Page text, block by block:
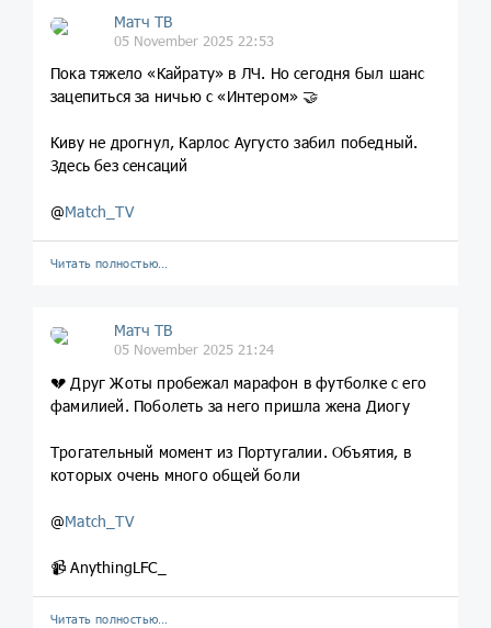
Матч ТВ
05 November 2025 22:53
Пока тяжело «Кайрату» в ЛЧ. Но сегодня был шанс
зацепиться за ничью с «Интером» 🤝
Киву не дрогнул, Карлос Аугусто забил победный.
Здесь без сенсаций
@Match_TV
Читать полностью…
Матч ТВ
05 November 2025 21:24
💔 Друг Жоты пробежал марафон в футболке с его
фамилией. Поболеть за него пришла жена Диогу
Трогательный момент из Португалии. Объятия, в
которых очень много общей боли
@Match_TV
📹 AnythingLFC_
Читать полностью…